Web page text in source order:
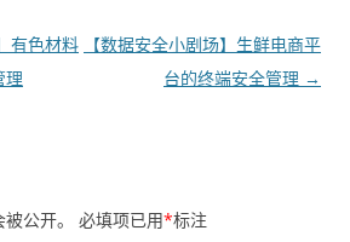
有色材料
理
【数据安全小剧场】生鲜电商平
台的终端安全管理 →
公开。 必填项已用*标注